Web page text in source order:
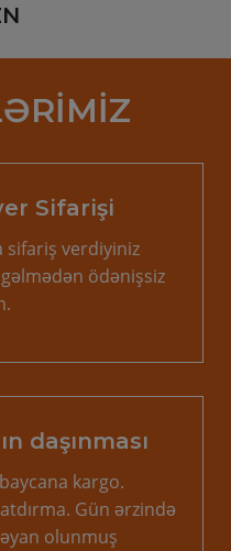
Sifarişi
sifariş verdiyiniz
ödənişsiz
daşınması
kargo.
Gün ərzində
olunmuş